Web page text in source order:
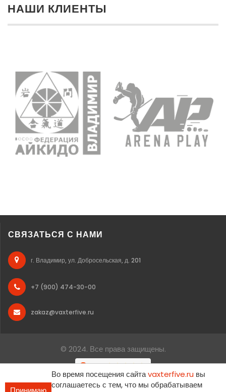
НАШИ КЛИЕНТЫ
СВЯЗАТЬСЯ С НАМИ
г. Владимир, ул. Добросельская, д. 201
+7 (900) 474-30-00
zakaz@vaxterfive.ru
© 2024. Все права защищены.
Во время посещения сайтаvaxterfive.ru вы
соглашаетесь с тем, что мы обрабатываем